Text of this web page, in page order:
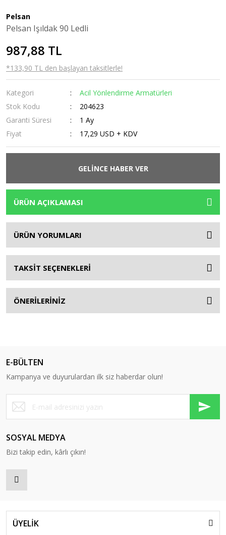
Pelsan
Pelsan Işıldak 90 Ledli
987,88 TL
*133,90 TL den başlayan taksitlerle!
Kategori
Acil Yönlendirme Armatürleri
Stok Kodu
204623
Garanti Süresi
1 Ay
Fiyat
17,29 USD + KDV
GELİNCE HABER VER
ÜRÜN AÇIKLAMASI
ÜRÜN YORUMLARI
TAKSİT SEÇENEKLERİ
ÖNERİLERİNİZ
E-BÜLTEN
Kampanya ve duyurulardan ilk siz haberdar olun!
SOSYAL MEDYA
Bizi takip edin, kârlı çıkın!
ÜYELİK